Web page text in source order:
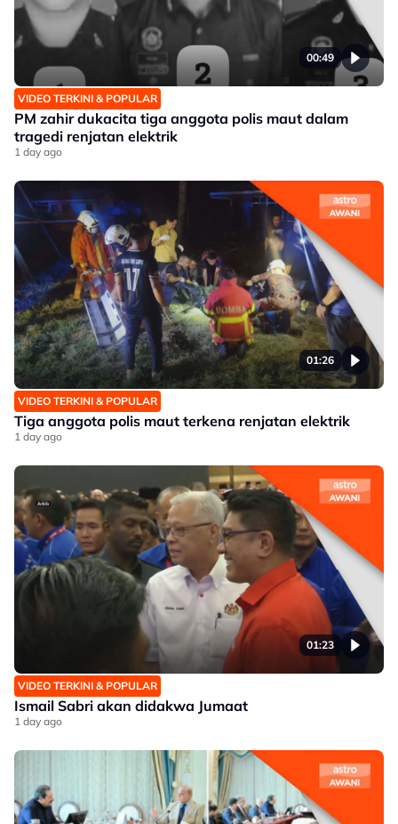
00:49
VIDEO TERKINI & POPULAR
PM zahir dukacita tiga anggota polis maut dalam
tragedi renjatan elektrik
1 day ago
01:26
VIDEO TERKINI & POPULAR
Tiga anggota polis maut terkena renjatan elektrik
1 day ago
01:23
VIDEO TERKINI & POPULAR
Ismail Sabri akan didakwa Jumaat
1 day ago